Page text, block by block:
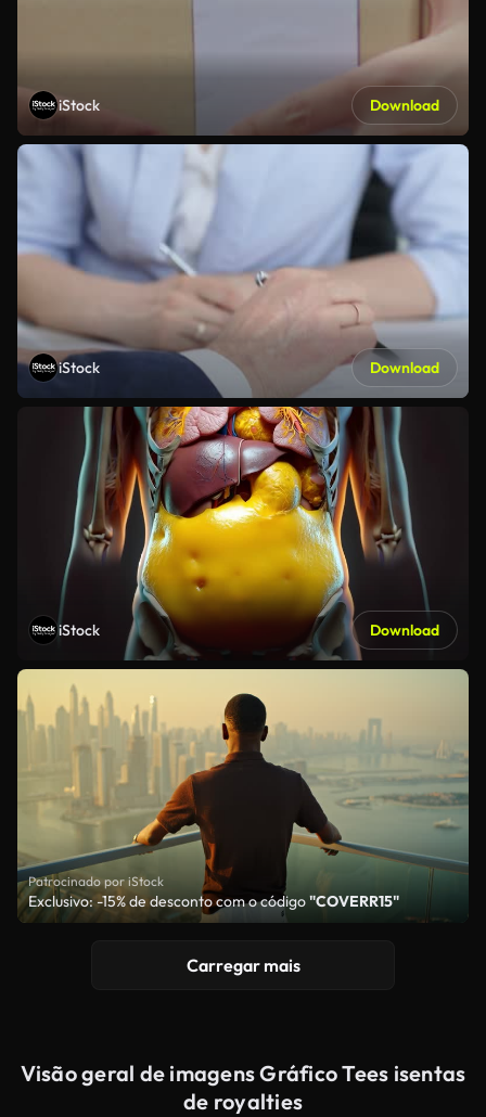
iStock Download
iStock Download
iStock Download
Patrocinado por iStock
Exclusivo: -15% de desconto com o código"COVERR15"
Carregar mais
Visão geral de imagens Gráfico Tees isentas
de royalties